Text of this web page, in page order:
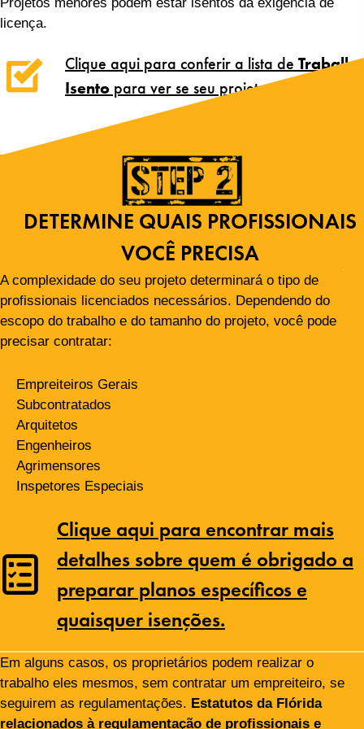
licença.
Clique aqui para conferir a lista de Trabalho
Isento para ver se seu projeto se qualifica.
DETERMINE QUAIS PROFISSIONAIS
VOCÊ PRECISA
A complexidade do seu projeto determinará o tipo de
profissionais licenciados necessários. Dependendo do
escopo do trabalho e do tamanho do projeto, você pode
precisar contratar:
Empreiteiros Gerais
Subcontratados
Arquitetos
Engenheiros
Agrimensores
Inspetores Especiais
Clique aqui para encontrar mais
detalhes sobre quem é obrigado a
preparar planos específicos e
quaisquer isenções.
Em alguns casos, os proprietários podem realizar o
trabalho eles mesmos, sem contratar um empreiteiro, se
seguirem as regulamentações. Estatutos da Flórida
relacionados à regulamentação de profissionais e